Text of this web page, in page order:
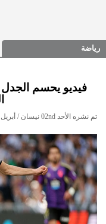
رياضة
فيديو يحسم الجدل
تم نشره الأحد 02nd نيسان / أبريل 2023 10:29 مساءً